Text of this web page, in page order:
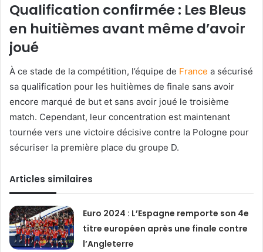
Qualification confirmée : Les Bleus
en huitièmes avant même d’avoir
joué
À ce stade de la compétition, l’équipe de France a sécurisé
sa qualification pour les huitièmes de finale sans avoir
encore marqué de but et sans avoir joué le troisième
match. Cependant, leur concentration est maintenant
tournée vers une victoire décisive contre la Pologne pour
sécuriser la première place du groupe D.
Articles similaires
Euro 2024 : L’Espagne remporte son 4e
titre européen après une finale contre
l’Angleterre